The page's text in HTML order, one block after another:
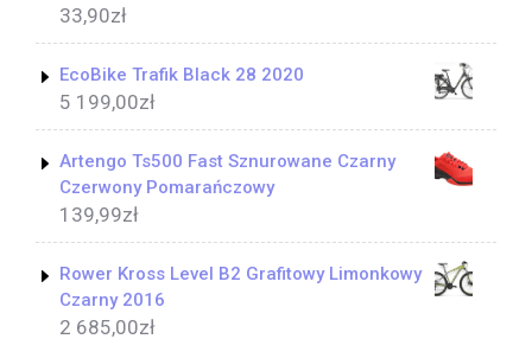
33,90zł
EcoBike Trafik Black 28 2020
5 199,00zł
Artengo Ts500 Fast Sznurowane Czarny
Czerwony Pomarańczowy
139,99zł
Rower Kross Level B2 Grafitowy Limonkowy
Czarny 2016
2 685,00zł